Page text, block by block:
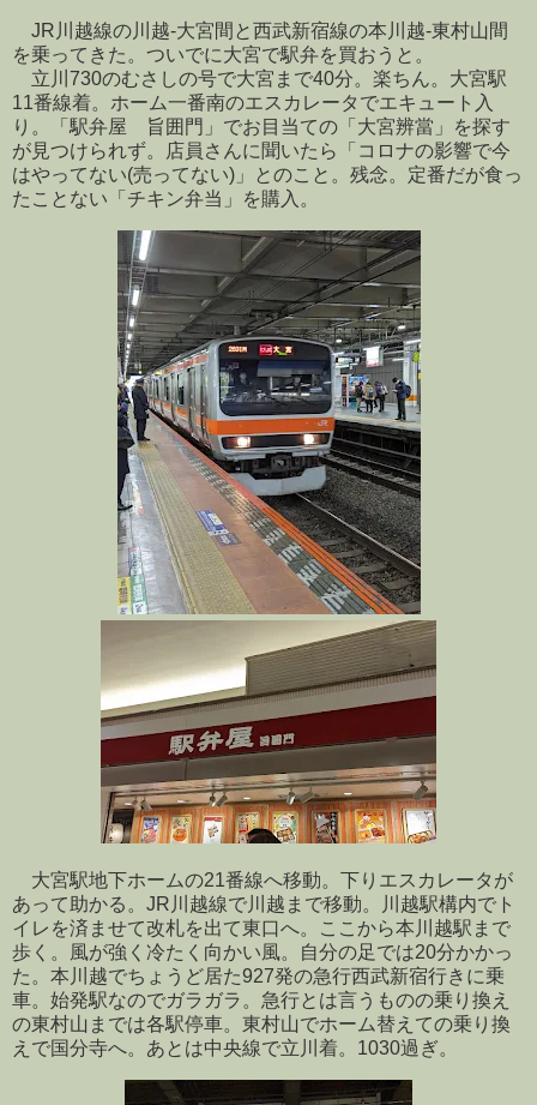
JR川越線の川越-大宮間と西武新宿線の本川越-東村山間
を乗ってきた。ついでに大宮で駅弁を買おうと。
立川730のむさしの号で大宮まで40分。楽ちん。大宮駅
11番線着。ホーム一番南のエスカレータでエキュート入
り。「駅弁屋 旨囲門」でお目当ての「大宮辨當」を探す
が見つけられず。店員さんに聞いたら「コロナの影響で今
はやってない(売ってない)」とのこと。残念。定番だが食っ
たことない「チキン弁当」を購入。
大宮駅地下ホームの21番線へ移動。下りエスカレータが
あって助かる。JR川越線で川越まで移動。川越駅構内でト
イレを済ませて改札を出て東口へ。ここから本川越駅まで
歩く。風が強く冷たく向かい風。自分の足では20分かかっ
た。本川越でちょうど居た927発の急行西武新宿行きに乗
車。始発駅なのでガラガラ。急行とは言うものの乗り換え
の東村山までは各駅停車。東村山でホーム替えての乗り換
えで国分寺へ。あとは中央線で立川着。1030過ぎ。